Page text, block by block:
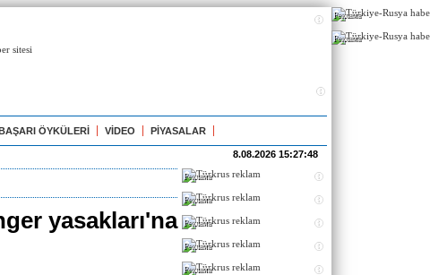
ÖYKÜLERİ VİDEO PİYASALAR
8.08.2026 15:27:48
yasakları'na
Реклама
Реклама
Реклама
Реклама
Реклама
Реклама
Реклама